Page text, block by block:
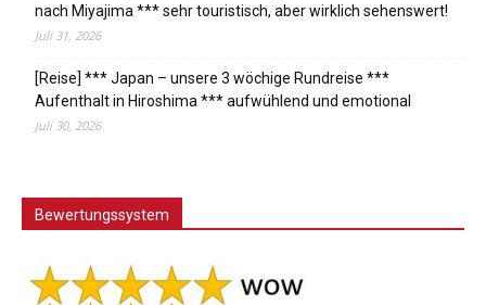
nach Miyajima *** sehr touristisch, aber wirklich sehenswert!
Juli 31, 2026
[Reise] *** Japan – unsere 3 wöchige Rundreise ***
Aufenthalt in Hiroshima *** aufwühlend und emotional
Juli 30, 2026
Bewertungssystem